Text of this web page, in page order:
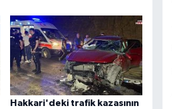
Hakkari'deki trafik kazasının